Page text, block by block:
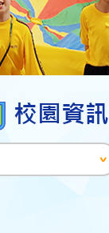
校園資訊